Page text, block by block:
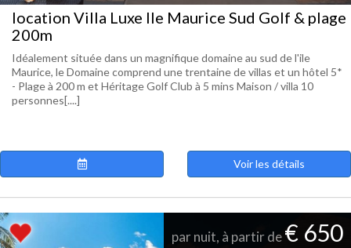
location Villa Luxe Ile Maurice Sud Golf & plage
200m
Idéalement située dans un magnifique domaine au sud de l'ile
Maurice, le Domaine comprend une trentaine de villas et un hôtel 5*
- Plage à 200 m et Héritage Golf Club à 5 mins Maison / villa 10
personnes[....]
Voir les détails
par nuit, à partir de€ 650